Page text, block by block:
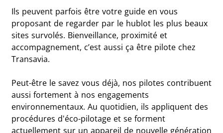
Ils peuvent parfois être votre guide en vous
proposant de regarder par le hublot les plus beaux
sites survolés. Bienveillance, proximité et
accompagnement, c’est aussi ça être pilote chez
Transavia.
Peut-être le savez vous déjà, nos pilotes contribuent
aussi fortement à nos engagements
environnementaux. Au quotidien, ils appliquent des
procédures d'éco-pilotage et se forment
actuellement sur un appareil de nouvelle génération